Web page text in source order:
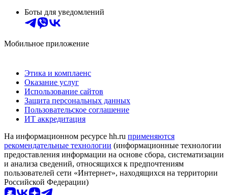
Боты для уведомлений
Мобильное приложение
Этика и комплаенс
Оказание услуг
Использование сайтов
Защита персональных данных
Пользовательское соглашение
ИТ аккредитация
На информационном ресурсе hh.ru применяются
рекомендательные технологии (информационные технологии
предоставления информации на основе сбора, систематизации
и анализа сведений, относящихся к предпочтениям
пользователей сети «Интернет», находящихся на территории
Российской Федерации)